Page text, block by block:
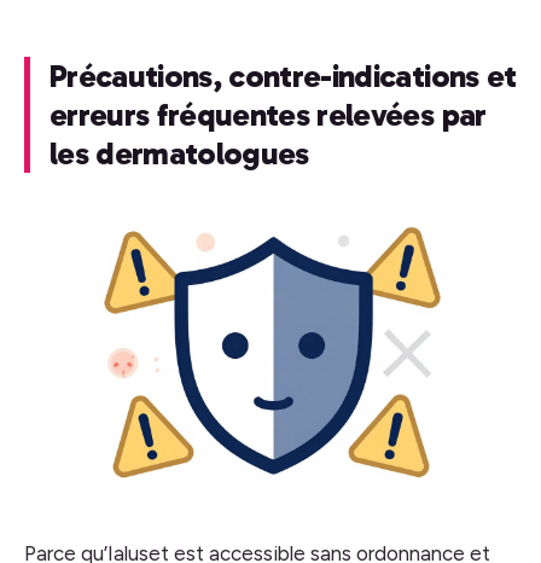
Précautions, contre-indications et
erreurs fréquentes relevées par
les dermatologues
Parce qu’Ialuset est accessible sans ordonnance et